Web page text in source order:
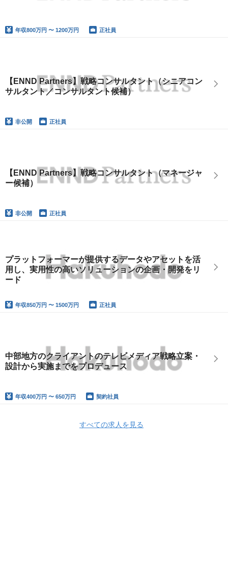
年収800万円 〜 1200万円 正社員
【ENND Partners】戦略コンサルタント（シニアコン
サルタント／コンサルタント候補）
非公開 正社員
【ENND Partners】戦略コンサルタント（マネージャ
ー候補）
非公開 正社員
プラットフォーマーが提供するデータやアセットを活
用し、実用性の高いソリューションの企画・開発をリ
ード
年収850万円 〜 1500万円 正社員
中部地方のクライアントのテレビメディア戦略立案・
設計から実施までをプロデュース
年収400万円 〜 650万円 契約社員
すべての求人を見る